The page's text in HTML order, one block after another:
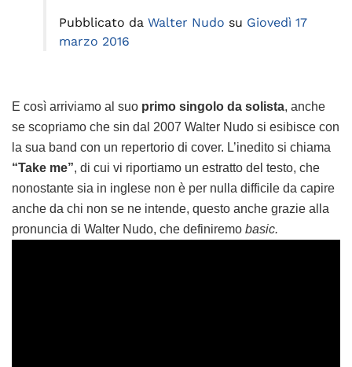
Pubblicato da Walter Nudo su Giovedì 17
marzo 2016
E così arriviamo al suo primo singolo da solista, anche
se scopriamo che sin dal 2007 Walter Nudo si esibisce con
la sua band con un repertorio di cover. L’inedito si chiama
“Take me”, di cui vi riportiamo un estratto del testo, che
nonostante sia in inglese non è per nulla difficile da capire
anche da chi non se ne intende, questo anche grazie alla
pronuncia di Walter Nudo, che definiremo basic.